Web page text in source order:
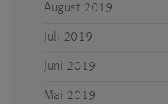
August 2019
Juli 2019
Juni 2019
Mai 2019